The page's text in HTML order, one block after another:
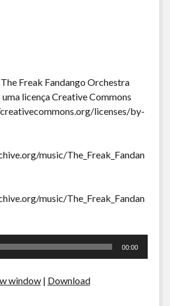
Freak Fandango Orchestra
licença Creative Commons
licenses/by-
music/The_Freak_Fandan
music/The_Freak_Fandan
00:00
window| Download